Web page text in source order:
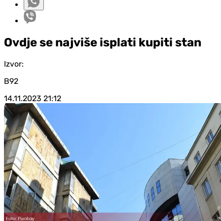
Ovdje se najviše isplati kupiti stan
Izvor:
B92
14.11.2023 21:12